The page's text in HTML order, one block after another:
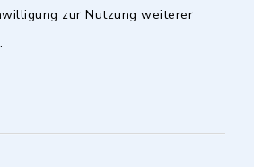
zur Nutzung weiterer
.